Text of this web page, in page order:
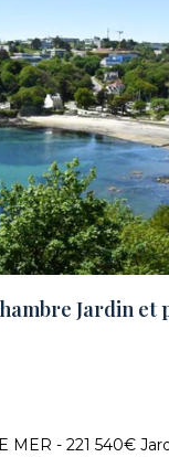
Jardin
MER - 221 540€